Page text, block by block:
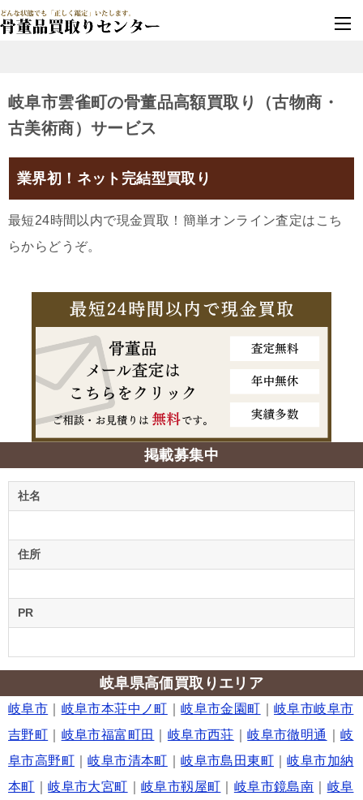
岐阜市雲雀町の骨董品高額買取り（古物商・
古美術商）サービス
業界初！ネット完結型買取り
最短24時間以内で現金買取！簡単オンライン査定はこち
らからどうぞ。
掲載募集中
社名
住所
PR
岐阜県高価買取りエリア
岐阜市 岐阜市本荘中ノ町 ｜岐阜市金園町 ｜岐阜市岐阜市
吉野町
岐阜市福富町田 岐阜市西荘 ｜岐阜市徹明通 ｜岐
阜市高野町
｜岐阜市清本町 ｜岐阜市島田東町 ｜岐阜市加納
本町
｜岐阜市大宮町 ｜岐阜市靱屋町 岐阜市鏡島南
岐阜